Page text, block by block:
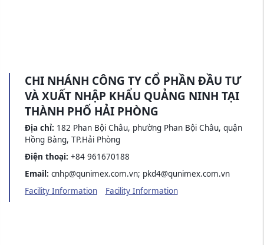
CHI NHÁNH CÔNG TY CỔ PHẦN ĐẦU TƯ
VÀ XUẤT NHẬP KHẨU QUẢNG NINH TẠI
THÀNH PHỐ HẢI PHÒNG
Địa chỉ: 182 Phan Bội Châu, phường Phan Bội Châu, quận
Hồng Bàng, TP.Hải Phòng
Điện thoại: +84 961670188
Email: cnhp@qunimex.com.vn; pkd4@qunimex.com.vn
Facility Information
Facility Information